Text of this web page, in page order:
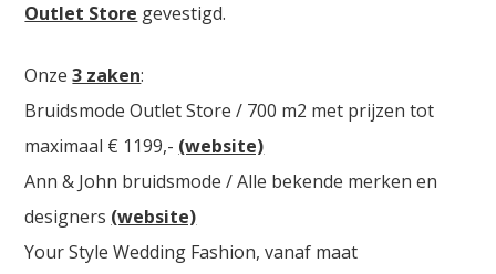
Outlet Store gevestigd.
Onze3 zaken:
Bruidsmode Outlet Store / 700 m2 met prijzen tot
maximaal € 1199,- (website)
Ann & John bruidsmode / Alle bekende merken en
designers (website)
Your Style Wedding Fashion, vanaf maat